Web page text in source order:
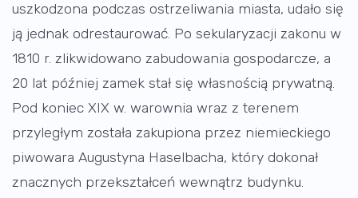
uszkodzona podczas ostrzeliwania miasta, udało się
ją jednak odrestaurować. Po sekularyzacji zakonu w
1810 r. zlikwidowano zabudowania gospodarcze, a
20 lat później zamek stał się własnością prywatną.
Pod koniec XIX w. warownia wraz z terenem
przyległym została zakupiona przez niemieckiego
piwowara Augustyna Haselbacha, który dokonał
znacznych przekształceń wewnątrz budynku.